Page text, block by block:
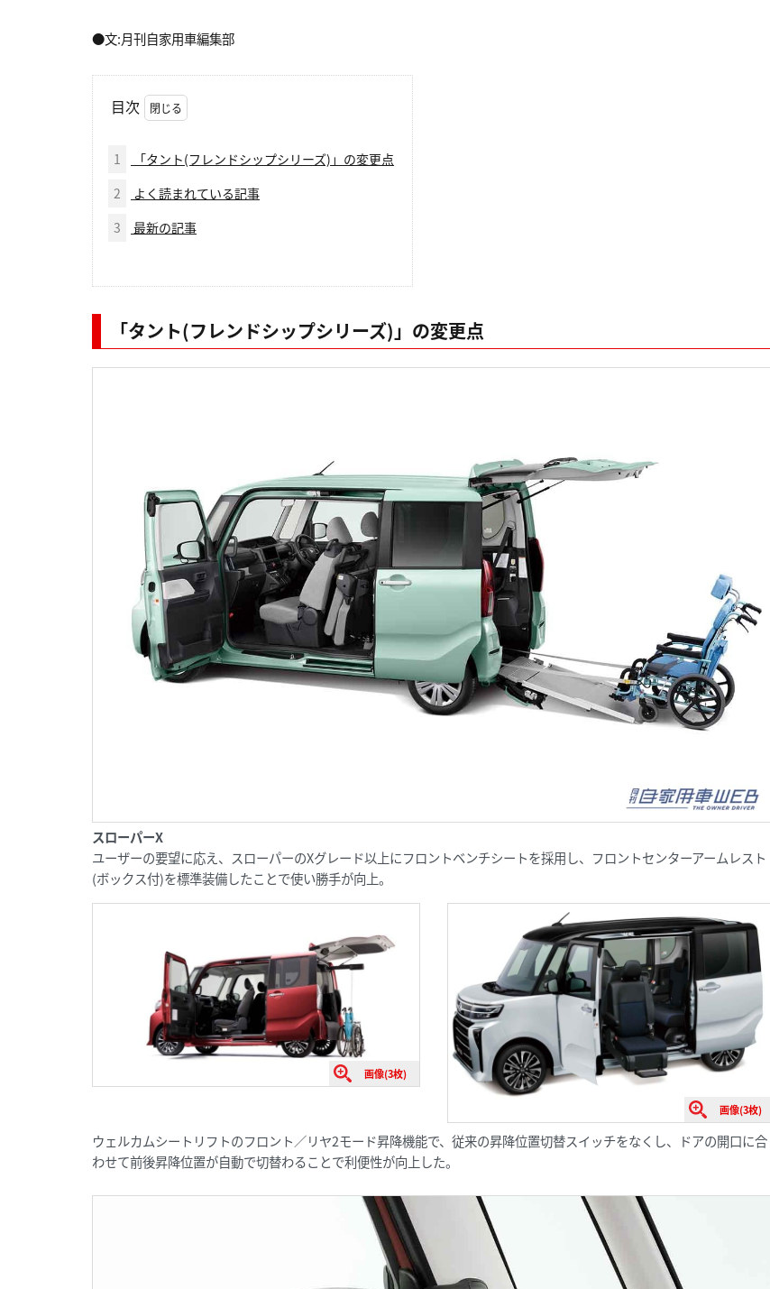
●文:月刊自家用車編集部
目次
1
「タント(フレンドシップシリーズ)」の変更点
2
よく読まれている記事
3
最新の記事
「タント(フレンドシップシリーズ)」の変更点
スローパーX
ユーザーの要望に応え、スローパーのXグレード以上にフロントベンチシートを採用し、フロントセンターアームレスト
(ボックス付)を標準装備したことで使い勝手が向上。
画像(3枚)
画像(3枚)
ウェルカムシートリフトのフロント／リヤ2モード昇降機能で、従来の昇降位置切替スイッチをなくし、ドアの開口に合
わせて前後昇降位置が自動で切替わることで利便性が向上した。